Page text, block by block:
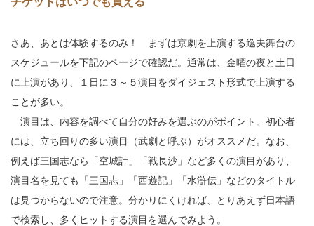
さあ、あとは体験するのみ！ まずは京劇を上演する逸夫舞台の
スケジュールを下記のページで確認だ。通常は、金曜の夜と土日
に上演があり、１日に３～５演目をダイジェスト形式で上演する
ことが多い。
演目は、内容を調べて自分の好みを選ぶのがポイント。初心者
には、立ち回りの多い演目（武劇と呼ぶ）がオススメだ。なお、
例えば三国志なら「空城計」「戦長沙」など多くの演目があり、
演目名を見ても「三国志」「西遊記」「水滸伝」などのタイトル
は見つからないので注意。分かりにくければ、とりあえず日本語
で検索し、多くヒットする演目を選んでみよう。